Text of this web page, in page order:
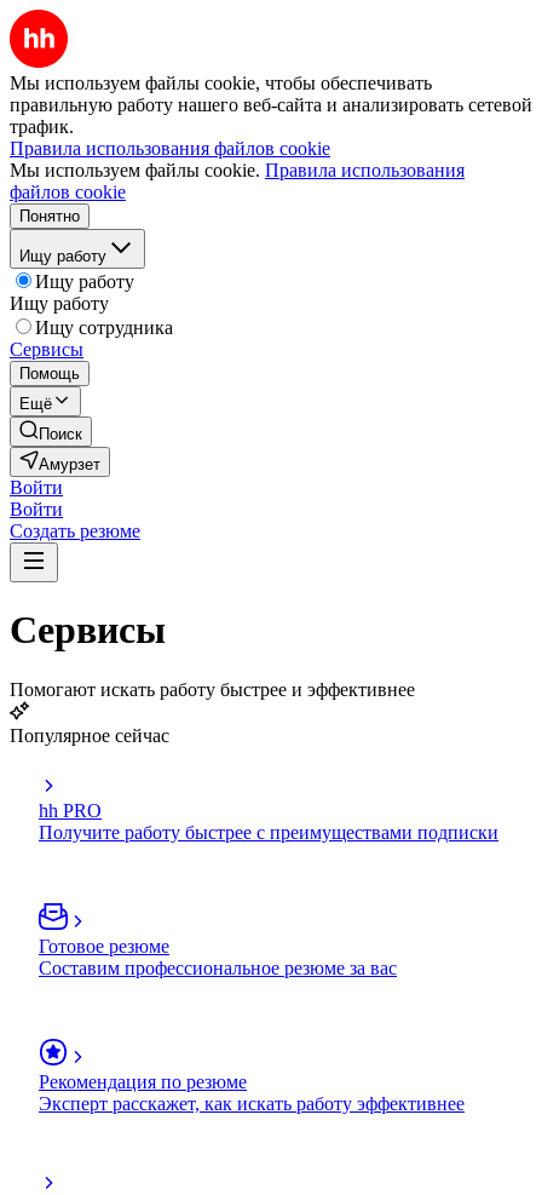
Мы используем файлы cookie, чтобы обеспечивать
правильную работу нашего веб-сайта и анализировать сетевой
трафик.
Правила использования файлов cookie
Мы используем файлы cookie. Правила использования
файлов cookie
Понятно
Ищу работу
Ищу работу
Ищу работу
Ищу сотрудника
Сервисы
Помощь
Ещё
Поиск
Амурзет
Войти
Войти
Создать резюме
Сервисы
Помогают искать работу быстрее и эффективнее
Популярное сейчас
hh PRO
Получите работу быстрее с преимуществами подписки
Готовое резюме
Составим профессиональное резюме за вас
Рекомендация по резюме
Эксперт расскажет, как искать работу эффективнее